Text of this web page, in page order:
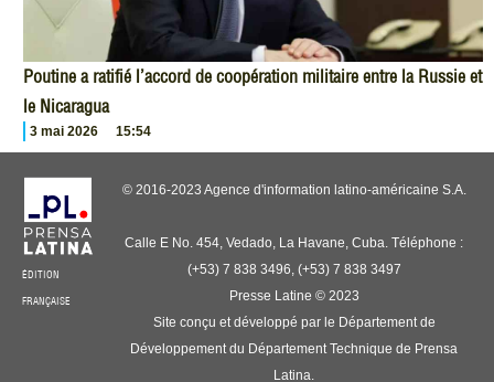
Poutine a ratifié l’accord de coopération militaire entre la Russie et
le Nicaragua
3 mai 2026 15:54
ÉDITION
FRANÇAISE
© 2016-2023 Agence d'information latino-américaine S.A.
Calle E No. 454, Vedado, La Havane, Cuba. Téléphone :
(+53) 7 838 3496, (+53) 7 838 3497
Presse Latine © 2023
Site conçu et développé par le Département de
Développement du Département Technique de Prensa
Latina.